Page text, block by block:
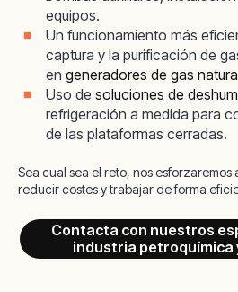
equipos.
Un funcionamiento más
captura y la purificación de
en generadores de gas
Uso de soluciones de
refrigeración a medida para
de las plataformas cerradas.
Sea cual sea el reto, nos esforzaremos
reducir costes y trabajar de forma
Contacta con nuestros
industria petroquímica